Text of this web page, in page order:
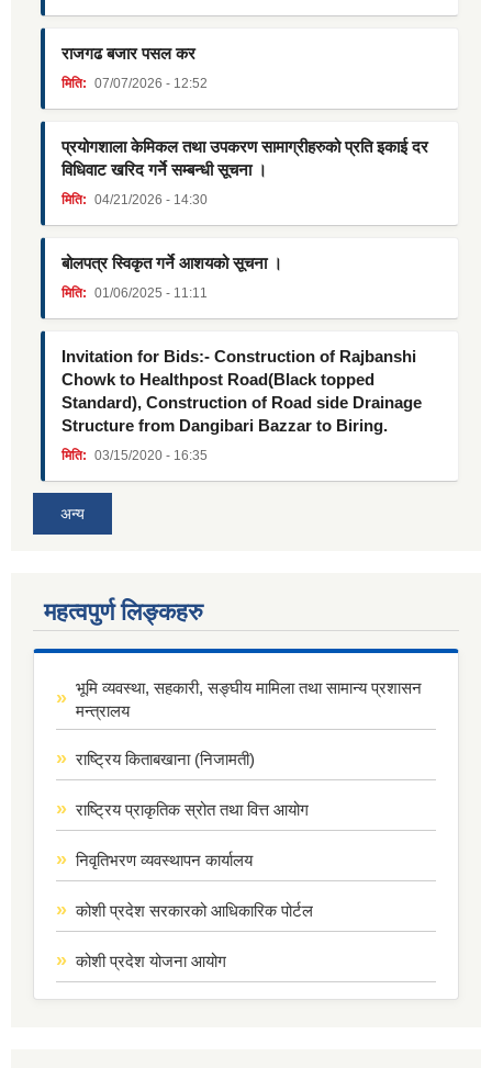
राजगढ बजार पसल कर
मिति: 07/07/2026 - 12:52
प्रयोगशाला केमिकल तथा उपकरण सामाग्रीहरुको प्रति इकाई दर
विधिवाट खरिद गर्ने सम्बन्धी सूचना ।
मिति: 04/21/2026 - 14:30
बोलपत्र स्विकृत गर्ने आशयको सूचना ।
मिति: 01/06/2025 - 11:11
Invitation for Bids:- Construction of Rajbanshi
Chowk to Healthpost Road(Black topped
Standard), Construction of Road side Drainage
Structure from Dangibari Bazzar to Biring.
मिति: 03/15/2020 - 16:35
अन्य
महत्वपुर्ण लिङ्कहरु
भूमि व्यवस्था, सहकारी, सङ्घीय मामिला तथा सामान्य प्रशासन
मन्त्रालय
राष्ट्रिय किताबखाना (निजामती)
राष्ट्रिय प्राकृतिक स्रोत तथा वित्त आयोग
निवृतिभरण व्यवस्थापन कार्यालय
कोशी प्रदेश सरकारको आधिकारिक पोर्टल
कोशी प्रदेश योजना आयोग